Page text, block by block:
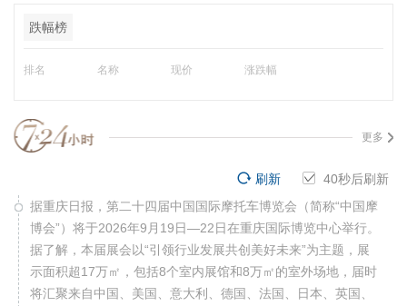
跌幅榜
排名 名称 现价 涨跌幅
更多
39秒后刷新
刷新
据重庆日报，第二十四届中国国际摩托车博览会（简称“中国摩
博会”）将于2026年9月19日—22日在重庆国际博览中心举行。
据了解，本届展会以“引领行业发展共创美好未来”为主题，展
示面积超17万㎡，包括8个室内展馆和8万㎡的室外场地，届时
将汇聚来自中国、美国、意大利、德国、法国、日本、英国、